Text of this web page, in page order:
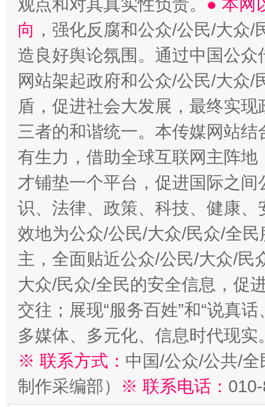
观点和对其真实性负责。 ● 本网
向 ，强化反腐和公众/公民/大众
造良好舆论氛围。通过中国公
网站架起政府和公众/公民/大众
盾，促进社会大发展，最终实
三者的和谐统一。本传媒网站
有生力，借助全球互联网主阵
才铺垫一个平台，促进国际之
识、法律、政策、科技、健康
效地为公众/公民/大众/民众/全
主，全面贴近公众/公民/大众/民
大众/民众/全民的安全信息，促
交往；展现“服务百姓”和“说真
多媒体、多元化、信息时代现实
※ 联系方式： 中国/公众/公共/
制作采编部）
※ 联系电话：